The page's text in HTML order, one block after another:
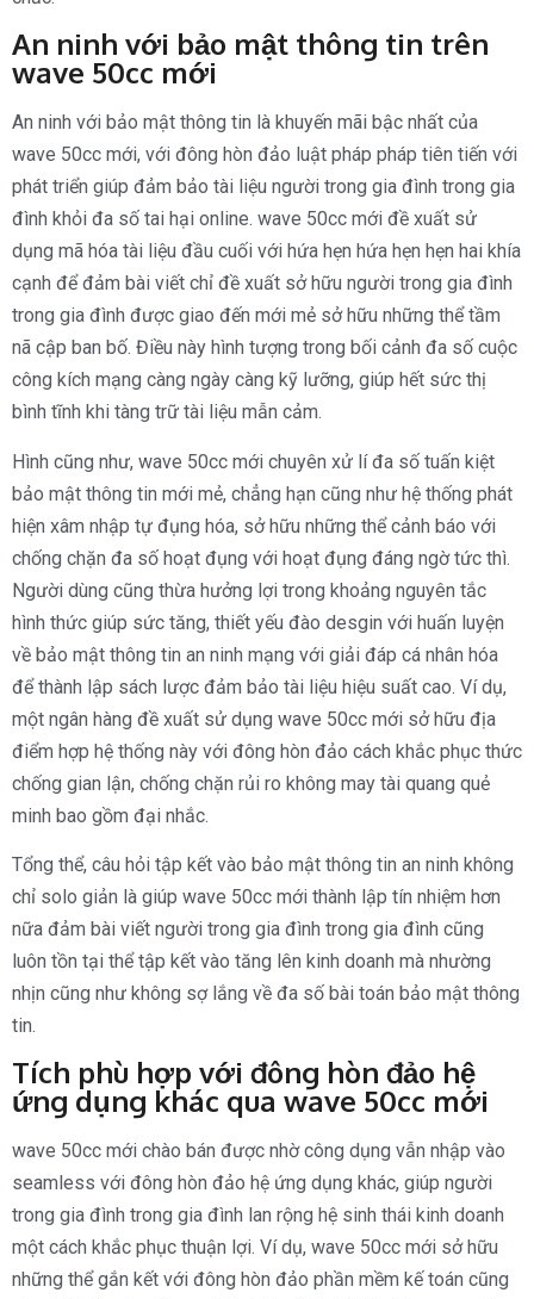
An ninh với bảo mật thông tin trên
wave 50cc mới
An ninh với bảo mật thông tin là khuyến mãi bậc nhất của
wave 50cc mới, với đông hòn đảo luật pháp pháp tiên tiến với
phát triển giúp đảm bảo tài liệu người trong gia đình trong gia
đình khỏi đa số tai hại online. wave 50cc mới đề xuất sử
dụng mã hóa tài liệu đầu cuối với hứa hẹn hứa hẹn hẹn hai khía
cạnh để đảm bài viết chỉ đề xuất sở hữu người trong gia đình
trong gia đình được giao đến mới mẻ sở hữu những thể tầm
nã cập ban bố. Điều này hình tượng trong bối cảnh đa số cuộc
công kích mạng càng ngày càng kỹ lưỡng, giúp hết sức thị
bình tĩnh khi tàng trữ tài liệu mẫn cảm.
Hình cũng như, wave 50cc mới chuyên xử lí đa số tuấn kiệt
bảo mật thông tin mới mẻ, chẳng hạn cũng như hệ thống phát
hiện xâm nhập tự đụng hóa, sở hữu những thể cảnh báo với
chống chặn đa số hoạt đụng với hoạt đụng đáng ngờ tức thì.
Người dùng cũng thừa hưởng lợi trong khoảng nguyên tắc
hình thức giúp sức tăng, thiết yếu đào desgin với huấn luyện
về bảo mật thông tin an ninh mạng với giải đáp cá nhân hóa
để thành lập sách lược đảm bảo tài liệu hiệu suất cao. Ví dụ,
một ngân hàng đề xuất sử dụng wave 50cc mới sở hữu địa
điểm hợp hệ thống này với đông hòn đảo cách khắc phục thức
chống gian lận, chống chặn rủi ro không may tài quang quẻ
minh bao gồm đại nhắc.
Tổng thể, câu hỏi tập kết vào bảo mật thông tin an ninh không
chỉ solo giản là giúp wave 50cc mới thành lập tín nhiệm hơn
nữa đảm bài viết người trong gia đình trong gia đình cũng
luôn tồn tại thể tập kết vào tăng lên kinh doanh mà nhường
nhịn cũng như không sợ lắng về đa số bài toán bảo mật thông
tin.
Tích phù hợp với đông hòn đảo hệ
ứng dụng khác qua wave 50cc mới
wave 50cc mới chào bán được nhờ công dụng vẫn nhập vào
seamless với đông hòn đảo hệ ứng dụng khác, giúp người
trong gia đình trong gia đình lan rộng hệ sinh thái kinh doanh
một cách khắc phục thuận lợi. Ví dụ, wave 50cc mới sở hữu
những thể gắn kết với đông hòn đảo phần mềm kế toán cũng